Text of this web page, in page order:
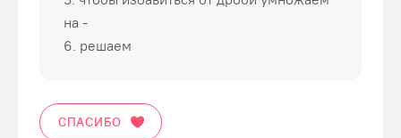
на -
6. решаем
СПАСИБО